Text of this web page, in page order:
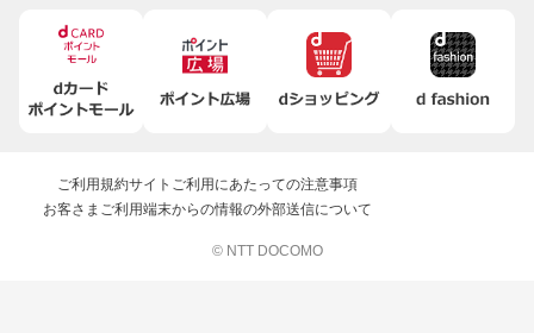
ご利用規約サイトご利用にあたっての注意事項
お客さまご利用端末からの情報の外部送信について
© NTT DOCOMO